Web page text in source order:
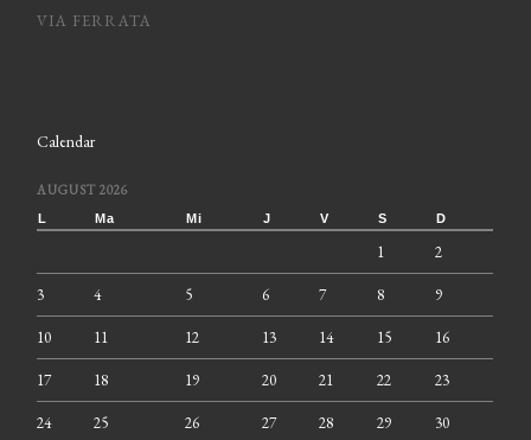
VIA FERRATA
Calendar
AUGUST 2026
L Ma Mi J V S D
1 2
3 4 5 6 7 8 9
10 11 12 13 14 15 16
17 18 19 20 21 22 23
24 25 26 27 28 29 30